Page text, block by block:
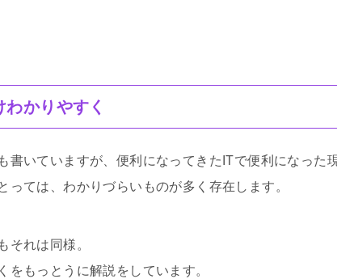
かりやすく
書いていますが、便利になってきたITで便利になった
っては、わかりづらいものが多く存在します。
それは同様。
をもっとうに解説をしています。